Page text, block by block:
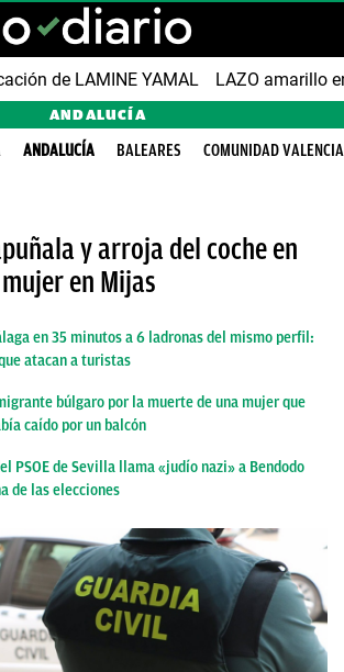
de LAMINE YAMAL LAZO amarillo
ANDALUCÍA
ANDALUCÍA BALEARES COMUNIDAD
y arroja del coche en
en Mijas
en 35 minutos a 6 ladronas del mismo perfil:
atacan a turistas
búlgaro por la muerte de una mujer que
caído por un balcón
PSOE de Sevilla llama «judío nazi» a Bendodo
de las elecciones